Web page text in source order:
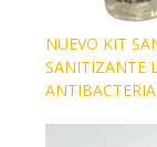
NUEVO KIT
SANITIZANTE